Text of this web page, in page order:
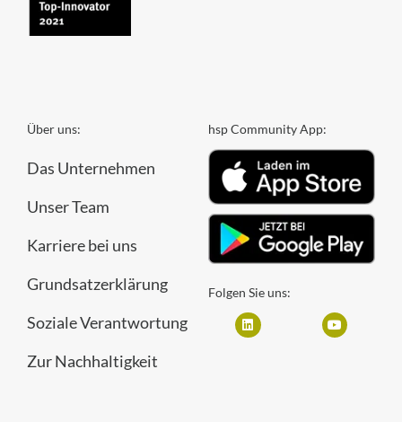
Über uns:
Das Unternehmen
Unser Team
Karriere bei uns
Grundsatzerklärung
Soziale Verantwortung
Zur Nachhaltigkeit
hsp Community App:
Folgen Sie uns: